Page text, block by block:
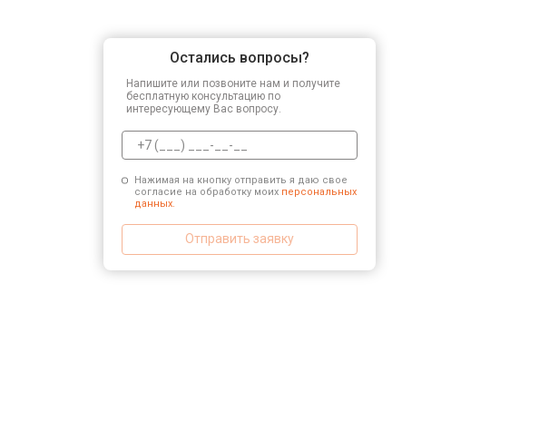
Остались вопросы?
Напишите или позвоните нам и получите
бесплатную консультацию по
интересующему Вас вопросу.
Нажимая на кнопку отправить я даю свое
согласие на обработку моих персональных
данных.
Отправить заявку